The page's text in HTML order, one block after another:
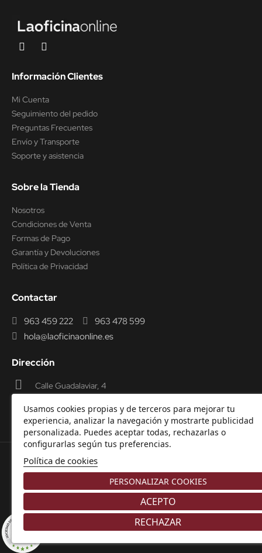
Usamos cookies propias y de terceros para mejorar tu
experiencia, analizar la navegación y mostrarte publicidad
personalizada. Puedes aceptar todas, rechazarlas o
configurarlas según tus preferencias.
Política de cookies
PERSONALIZAR COOKIES
RECHAZAR
ACEPTO
Información Clientes
Mi Cuenta
Seguimiento del pedido
Preguntas Frecuentes
Envío y Transporte
Soporte y asistencia
Sobre la Tienda
Nosotros
Condiciones de Venta
Formas de Pago
Garantía y Devoluciones
Política de Privacidad
Contactar
963 459 222
963 478 599
hola@laoficinaonline.es
Dirección
Calle Guadalaviar, 4
© 2000-2026 Laoficinaonline.
Aviso Legal-Política de cookies-Política de
Privacidad-Garantía y Devoluciones.
8.9/10